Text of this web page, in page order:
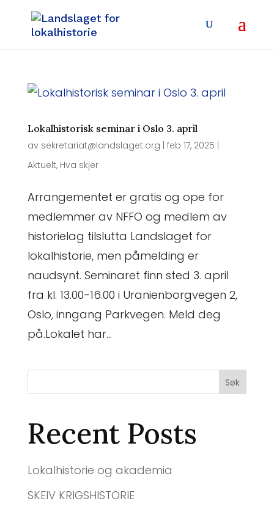
Lokalhistorisk seminar i Oslo 3. april
av sekretariat@landslaget.org feb 17, 2025
Aktuelt, Hva skjer
Arrangementet er gratis og ope for
medlemmer av NFFO og medlem av
historielag tilslutta Landslaget for
lokalhistorie, men påmelding er
naudsynt. Seminaret finn sted 3. april
fra kl. 13.00-16.00 i Uranienborgvegen 2,
Oslo, inngang Parkvegen. Meld deg
på.Lokalet har...
Søk
Recent Posts
Lokalhistorie og akademia
SKEIV KRIGSHISTORIE